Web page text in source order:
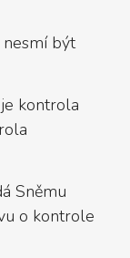
být
kontrola
Sněmu
o kontrole